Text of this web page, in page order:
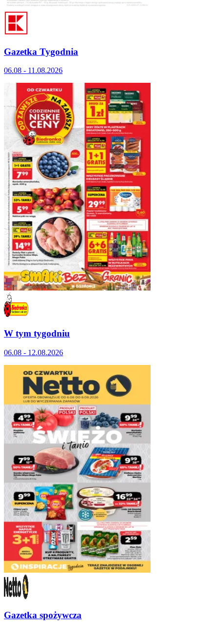
Gazetka Tygodnia
06.08 - 11.08.2026
W tym tygodniu
06.08 - 12.08.2026
Gazetka spożywcza